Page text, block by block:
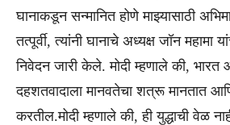
घानाकडून सन्मानित होणे माझ्यासाठी
तत्पूर्वी, त्यांनी घानाचे अध्यक्ष जॉन महामा
निवेदन जारी केले. मोदी म्हणाले की, भारत
दहशतवादाला मानवतेचा शत्रू मानतात
करतील.मोदी म्हणाले की, ही युद्धाची वेळ